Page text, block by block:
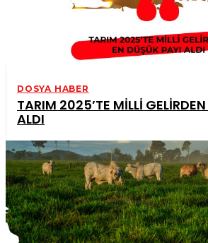
DOSYA HABER
TARIM 2025’TE MİLLİ
ALDI